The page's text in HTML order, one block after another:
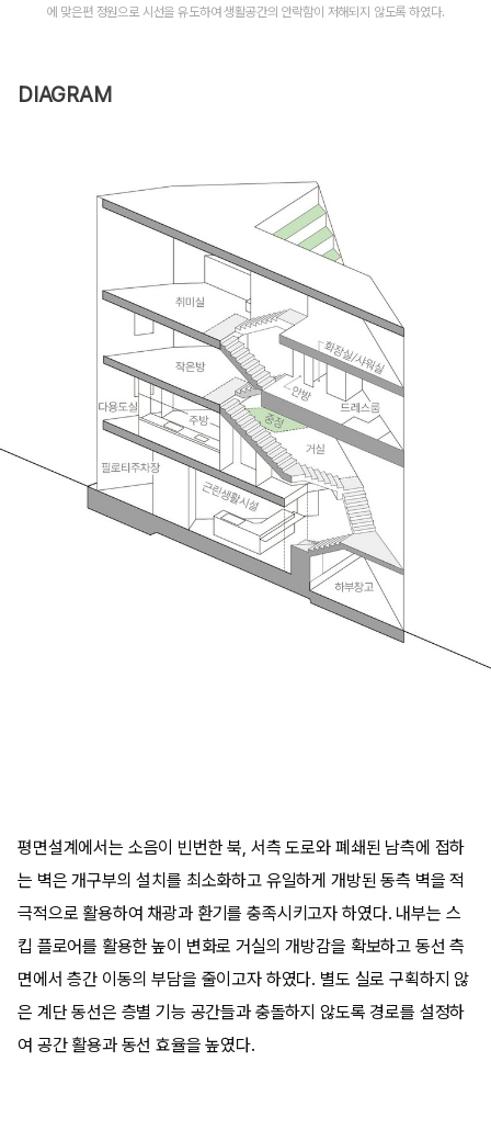
에 맞은편 정원으로 시선을 유도하여 생활공간의 안락함이 저해되지 않도록 하였다.
DIAGRAM
평면설계에서는 소음이 빈번한 북, 서측 도로와 폐쇄된 남측에 접하
는 벽은 개구부의 설치를 최소화하고 유일하게 개방된 동측 벽을 적
극적으로 활용하여 채광과 환기를 충족시키고자 하였다. 내부는 스
킵 플로어를 활용한 높이 변화로 거실의 개방감을 확보하고 동선 측
면에서 층간 이동의 부담을 줄이고자 하였다. 별도 실로 구획하지 않
은 계단 동선은 층별 기능 공간들과 충돌하지 않도록 경로를 설정하
여 공간 활용과 동선 효율을 높였다.